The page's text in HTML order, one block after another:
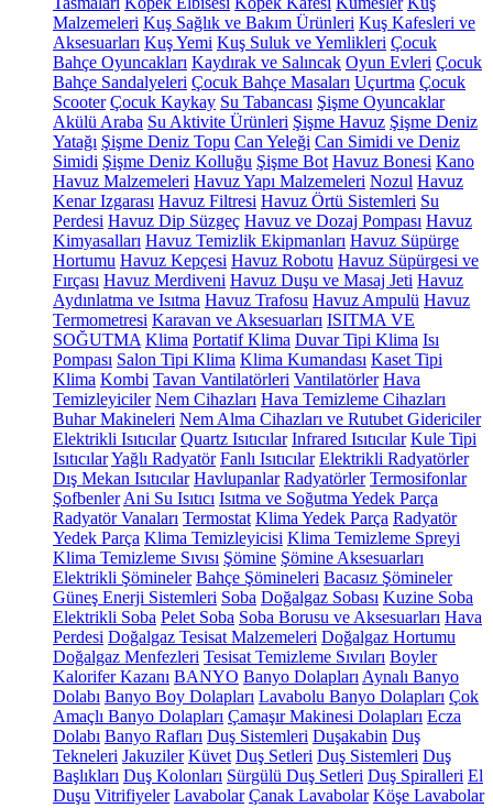
Malzemeleri Kuş Sağlık ve Bakım Ürünleri Kuş Kafesleri ve
Aksesuarları Kuş Yemi Kuş Suluk ve Yemlikleri Çocuk
Bahçe Oyuncakları Kaydırak ve Salıncak Oyun Evleri Çocuk
Bahçe Sandalyeleri Çocuk Bahçe Masaları Uçurtma Çocuk
Scooter Çocuk Kaykay Su Tabancası Şişme Oyuncaklar
Akülü Araba Su Aktivite Ürünleri Şişme Havuz Şişme Deniz
Yatağı Şişme Deniz Topu Can Yeleği Can Simidi ve Deniz
Simidi Şişme Deniz Kolluğu Şişme Bot Havuz Bonesi Kano
Havuz Malzemeleri Havuz Yapı Malzemeleri Nozul Havuz
Kenar Izgarası Havuz Filtresi Havuz Örtü Sistemleri Su
Perdesi Havuz Dip Süzgeç Havuz ve Dozaj Pompası Havuz
Kimyasalları Havuz Temizlik Ekipmanları Havuz Süpürge
Hortumu Havuz Kepçesi Havuz Robotu Havuz Süpürgesi ve
Fırçası Havuz Merdiveni Havuz Duşu ve Masaj Jeti Havuz
Aydınlatma ve Isıtma Havuz Trafosu Havuz Ampulü Havuz
Termometresi Karavan ve Aksesuarları ISITMA VE
SOĞUTMA Klima Portatif Klima Duvar Tipi Klima Isı
Pompası Salon Tipi Klima Klima Kumandası Kaset Tipi
Klima Kombi Tavan Vantilatörleri Vantilatörler Hava
Temizleyiciler Nem Cihazları Hava Temizleme Cihazları
Buhar Makineleri Nem Alma Cihazları ve Rutubet Gidericiler
Elektrikli Isıtıcılar Quartz Isıtıcılar Infrared Isıtıcılar Kule Tipi
IsıtıcılarYağlı Radyatör Fanlı Isıtıcılar Elektrikli Radyatörler
Dış Mekan Isıtıcılar Havlupanlar Radyatörler Termosifonlar
Şofbenler Ani Su Isıtıcı Isıtma ve Soğutma Yedek Parça
Radyatör Vanaları Termostat Klima Yedek Parça Radyatör
Yedek Parça Klima Temizleyicisi Klima Temizleme Spreyi
Klima Temizleme Sıvısı Şömine Şömine Aksesuarları
Elektrikli Şömineler Bahçe Şömineleri Bacasız Şömineler
Güneş Enerji Sistemleri Soba Doğalgaz Sobası Kuzine Soba
Elektrikli Soba Pelet Soba Soba Borusu ve Aksesuarları Hava
Perdesi Doğalgaz Tesisat Malzemeleri Doğalgaz Hortumu
Doğalgaz Menfezleri Tesisat Temizleme Sıvıları Boyler
Kalorifer Kazanı BANYO Banyo Dolapları Aynalı Banyo
Dolabı Banyo Boy Dolapları Lavabolu Banyo Dolapları Çok
Amaçlı Banyo Dolapları Çamaşır Makinesi Dolapları Ecza
Dolabı Banyo Rafları Duş Sistemleri Duşakabin Duş
Tekneleri Jakuziler Küvet Duş Setleri Duş Sistemleri Duş
Başlıkları Duş Kolonları Sürgülü Duş Setleri Duş Spiralleri El
Duşu Vitrifiyeler Lavabolar Çanak Lavabolar Köşe Lavabolar